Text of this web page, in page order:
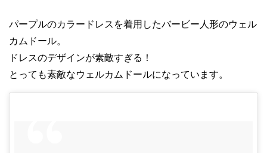
パープルのカラードレスを着用したバービー人形のウェル
カムドール。
ドレスのデザインが素敵すぎる！
とっても素敵なウェルカムドールになっています。